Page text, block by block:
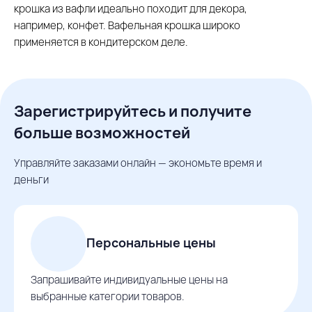
крошка из вафли идеально походит для декора,
например, конфет. Вафельная крошка широко
применяется в кондитерском деле.
Зарегистрируйтесь и получите
больше возможностей
Управляйте заказами онлайн — экономьте время и
деньги
Персональные цены
Запрашивайте индивидуальные цены на
выбранные категории товаров.